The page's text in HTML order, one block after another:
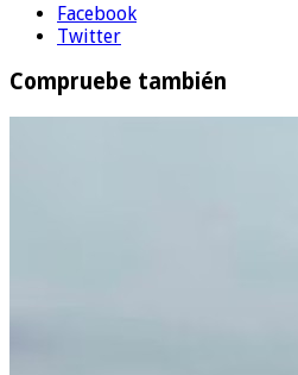
Facebook
Twitter
Compruebe también